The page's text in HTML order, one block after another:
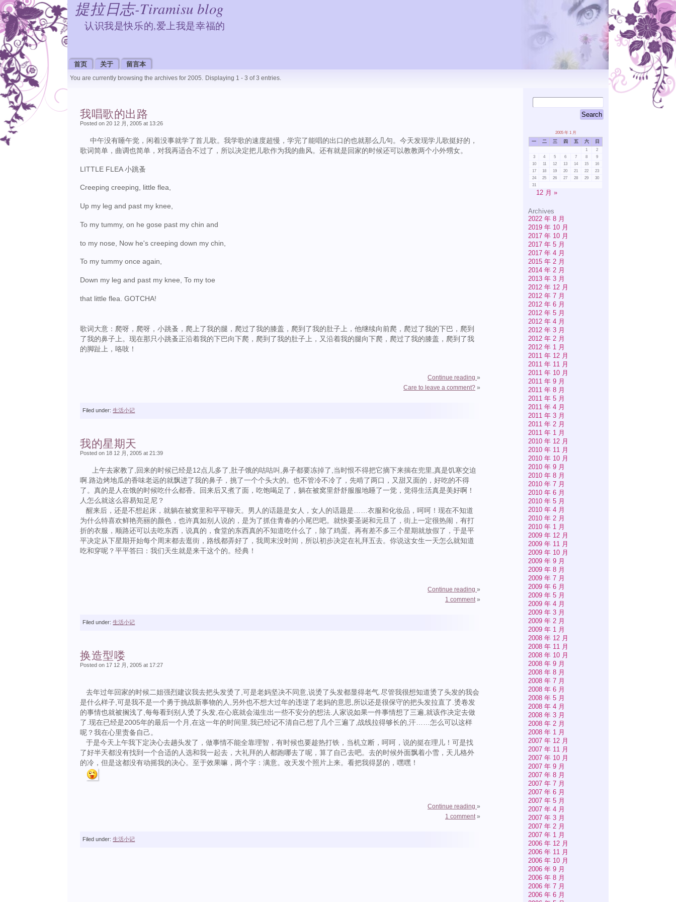
提拉日志-Tiramisu blog
认识我是快乐的,爱上我是幸福的
首页 关于 留言本
2005 年 1 月
一 二 三 四 五 六 日
1
2
3
4 5 6 7 8
9
10
11 12 13 14 15
16
17
18 19 20 21 22
23
24
25 26 27 28 29
30
31
12 月 »
Archives
2022 年 8 月
2019 年 10 月
2017 年 10 月
2017 年 5 月
2017 年 4 月
2015 年 2 月
2014 年 2 月
2013 年 3 月
2012 年 12 月
2012 年 7 月
2012 年 6 月
2012 年 5 月
2012 年 4 月
2012 年 3 月
2012 年 2 月
2012 年 1 月
2011 年 12 月
2011 年 11 月
2011 年 10 月
2011 年 9 月
2011 年 8 月
2011 年 5 月
2011 年 4 月
2011 年 3 月
2011 年 2 月
2011 年 1 月
2010 年 12 月
2010 年 11 月
2010 年 10 月
2010 年 9 月
2010 年 8 月
2010 年 7 月
2010 年 6 月
2010 年 5 月
2010 年 4 月
2010 年 2 月
2010 年 1 月
2009 年 12 月
2009 年 11 月
2009 年 10 月
2009 年 9 月
2009 年 8 月
2009 年 7 月
2009 年 6 月
2009 年 5 月
2009 年 4 月
2009 年 3 月
2009 年 2 月
2009 年 1 月
2008 年 12 月
2008 年 11 月
2008 年 10 月
2008 年 9 月
2008 年 8 月
2008 年 7 月
2008 年 6 月
2008 年 5 月
2008 年 4 月
2008 年 3 月
2008 年 2 月
2008 年 1 月
2007 年 12 月
2007 年 11 月
2007 年 10 月
2007 年 9 月
2007 年 8 月
2007 年 7 月
2007 年 6 月
2007 年 5 月
2007 年 4 月
2007 年 3 月
2007 年 2 月
2007 年 1 月
2006 年 12 月
2006 年 11 月
2006 年 10 月
2006 年 9 月
2006 年 8 月
2006 年 7 月
2006 年 6 月
You are currently browsing the archives for 2005. Displaying 1 - 3 of 3 entries.
我唱歌的出路
Posted on 20 12 月, 2005 at 13:26
中午没有睡午觉，闲着没事就学了首儿歌。我学歌的速度超慢，学完了能唱的出口的也就那么几句。今天发现学儿歌挺好的，
歌词简单，曲调也简单，对我再适合不过了，所以决定把儿歌作为我的曲风。还有就是回家的时候还可以教教两个小外甥女。
LITTLE FLEA 小跳蚤
Creeping creeping, little flea,
Up my leg and past my knee,
To my tummy, on he gose past my chin and
to my nose, Now he's creeping down my chin,
To my tummy once again,
Down my leg and past my knee, To my toe
that little flea. GOTCHA!
歌词大意：爬呀，爬呀，小跳蚤，爬上了我的腿，爬过了我的膝盖，爬到了我的肚子上，他继续向前爬，爬过了我的下巴，爬到
了我的鼻子上。现在那只小跳蚤正沿着我的下巴向下爬，爬到了我的肚子上，又沿着我的腿向下爬，爬过了我的膝盖，爬到了我
的脚趾上，咯吱！
Continue reading»
Care to leave a comment? »
Filed under:生活小记
我的星期天
Posted on 18 12 月, 2005 at 21:39
上午去家教了,回来的时候已经是12点儿多了,肚子饿的咕咕叫,鼻子都要冻掉了,当时恨不得把它摘下来揣在兜里,真是饥寒交迫
啊.路边烤地瓜的香味老远的就飘进了我的鼻子，挑了一个个头大的。也不管冷不冷了，先啃了两口，又甜又面的，好吃的不得
了。真的是人在饿的时候吃什么都香。回来后又煮了面，吃饱喝足了，躺在被窝里舒舒服服地睡了一觉，觉得生活真是美好啊！
人怎么就这么容易知足尼？
醒来后，还是不想起床，就躺在被窝里和平平聊天。男人的话题是女人，女人的话题是……衣服和化妆品，呵呵！现在不知道
为什么特喜欢鲜艳亮丽的颜色，也许真如别人说的，是为了抓住青春的小尾巴吧。就快要圣诞和元旦了，街上一定很热闹，有打
折的衣服，顺路还可以去吃东西，说真的，食堂的东西真的不知道吃什么了，除了鸡蛋。再有差不多三个星期就放假了，于是平
平决定从下星期开始每个周末都去逛街，路线都弄好了，我周末没时间，所以初步决定在礼拜五去。你说这女生一天怎么就知道
吃和穿呢？平平答曰：我们天生就是来干这个的。经典！
Continue reading»
1 comment »
Filed under:生活小记
换造型喽
Posted on 17 12 月, 2005 at 17:27
去年过年回家的时候二姐强烈建议我去把头发烫了,可是老妈坚决不同意,说烫了头发都显得老气.尽管我很想知道烫了头发的我会
是什么样子,可是我不是一个勇于挑战新事物的人,另外也不想大过年的违逆了老妈的意思,所以还是很保守的把头发拉直了.烫卷发
的事情也就被搁浅了,每每看到别人烫了头发,在心底就会滋生出一些不安分的想法.人家说如果一件事情想了三遍,就该作决定去做
了.现在已经是2005年的最后一个月,在这一年的时间里,我已经记不清自己想了几个三遍了,战线拉得够长的,汗……怎么可以这样
呢？我在心里责备自己。
于是今天上午我下定决心去趟头发了，做事情不能全靠理智，有时候也要趁热打铁，当机立断，呵呵，说的挺在理儿！可是找
了好半天都没有找到一个合适的人选和我一起去，大礼拜的人都跑哪去了呢，算了自己去吧。去的时候外面飘着小雪，天儿格外
的冷，但是这都没有动摇我的决心。至于效果嘛，两个字：满意。改天发个照片上来。看把我得瑟的，嘿嘿！
Continue reading»
1 comment »
Filed under:生活小记